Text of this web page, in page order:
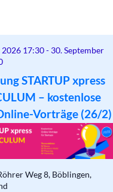
2026 17:30- 30. September
STARTUP xpress
– kostenlose
Vorträge (26/2)
Weg 8, Böblingen,